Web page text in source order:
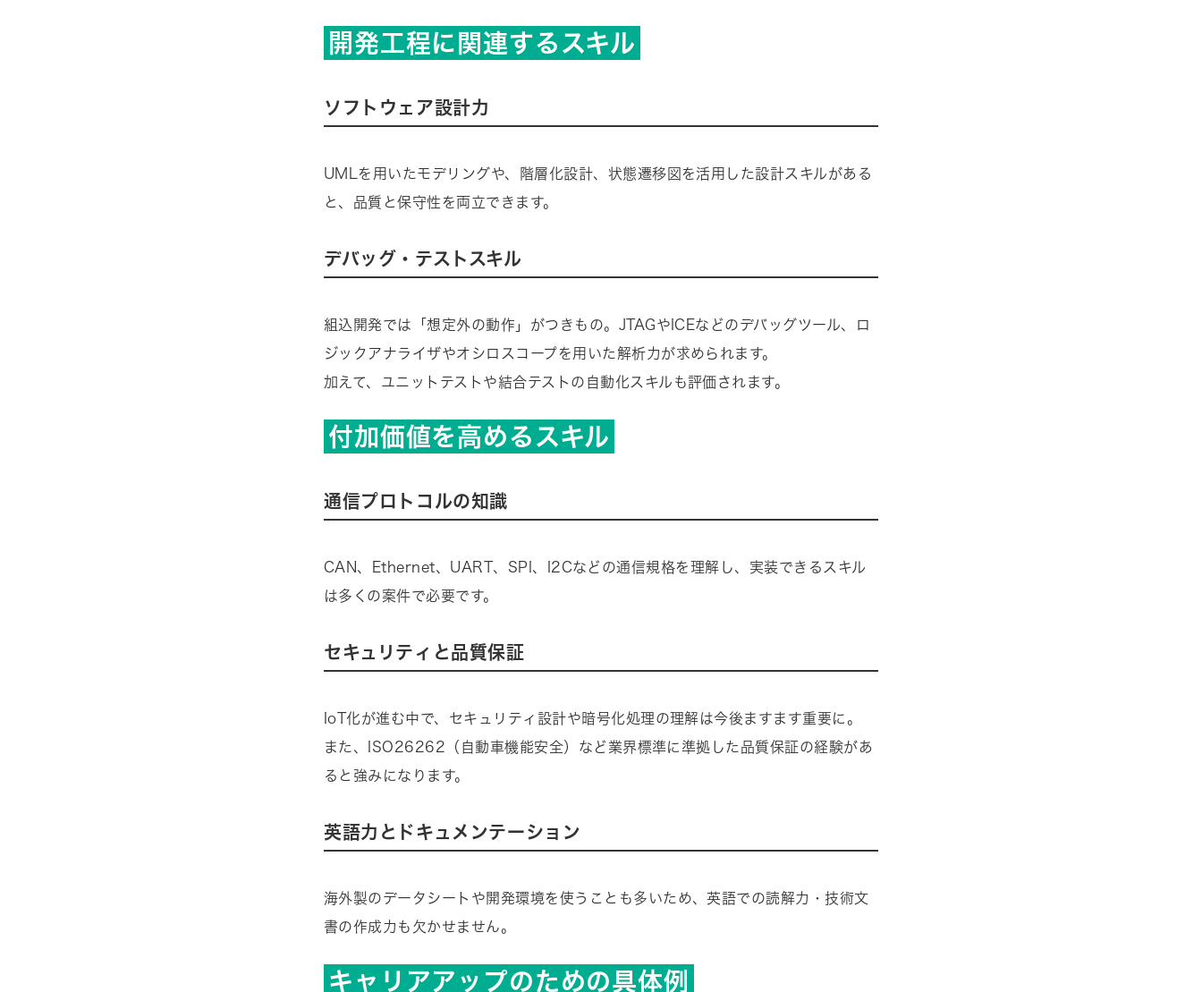
開発工程に関連するスキル
ソフトウェア設計力
UMLを用いたモデリングや、階層化設計、状態遷移図を活用した設計スキルがある
と、品質と保守性を両立できます。
デバッグ・テストスキル
組込開発では「想定外の動作」がつきもの。JTAGやICEなどのデバッグツール、ロ
ジックアナライザやオシロスコープを用いた解析力が求められます。
加えて、ユニットテストや結合テストの自動化スキルも評価されます。
付加価値を高めるスキル
通信プロトコルの知識
CAN、Ethernet、UART、SPI、I2Cなどの通信規格を理解し、実装できるスキル
は多くの案件で必要です。
セキュリティと品質保証
IoT化が進む中で、セキュリティ設計や暗号化処理の理解は今後ますます重要に。
また、ISO26262（自動車機能安全）など業界標準に準拠した品質保証の経験があ
ると強みになります。
英語力とドキュメンテーション
海外製のデータシートや開発環境を使うことも多いため、英語での読解力・技術文
書の作成力も欠かせません。
キャリアアップのための具体例